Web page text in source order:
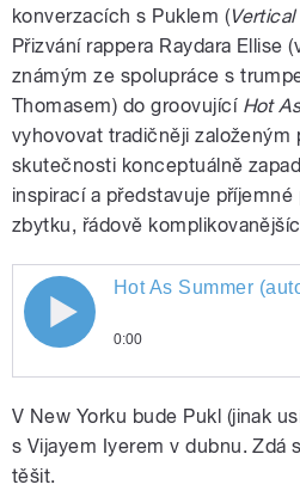
pause
konverzacích s Puklem (
Přizvání rappera Raydara Ellise
známým ze spolupráce s
Thomasem) do groovující Hot
vyhovovat tradičněji založeným
skutečnosti konceptuálně
inspirací a představuje
zbytku, řádově
Hot As Summer
Hot As Summer
0:00
V New Yorku bude Pukl (jinak
s Vijayem Iyerem v dubnu. Zdá
těšit.